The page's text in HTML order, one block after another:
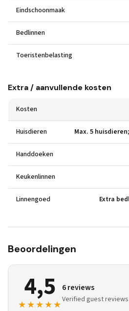
Eindschoonmaak
Bedlinnen
Toeristenbelasting
Extra / aanvullende kosten
Kosten
Huisdieren Max. 5
Handdoeken
Keukenlinnen
Linnengoed Extra
Beoordelingen
4,5
★★★★★
6 reviews
Verified guest reviews